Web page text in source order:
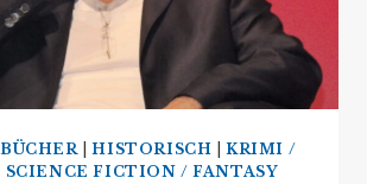
BÜCHER |HISTORISCH |KRIMI /
SCIENCE FICTION / FANTASY